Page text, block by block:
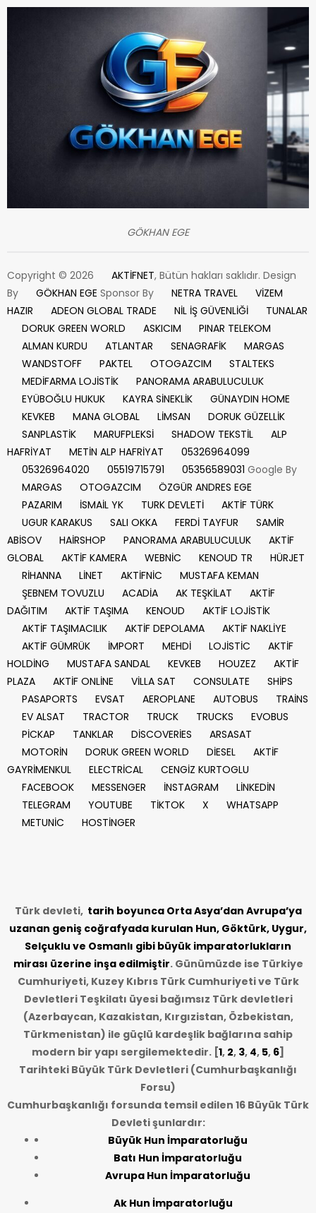
GÖKHAN EGE
Copyright © 2026 AKTİFNET, Bütün hakları saklıdır. Design
By
GÖKHAN EGE Sponsor By NETRA TRAVEL
VİZEM
HAZIR
ADEON GLOBAL TRADE NİL İŞ GÜVENLİĞİ
TUNALAR
DORUK GREEN WORLD
ASKICIM
PINAR TELEKOM
ALMAN KURDU
ATLANTAR SENAGRAFİK
MARGAS
WANDSTOFF
PAKTEL OTOGAZCIM
STALTEKS
MEDİFARMA LOJİSTİK
PANORAMA ARABULUCULUK
EYÜBOĞLU HUKUK
KAYRA SİNEKLİK
GÜNAYDIN HOME
KEVKEB
MANA GLOBAL LİMSAN
DORUK GÜZELLİK
SANPLASTİK
MARUFPLEKSİ SHADOW TEKSTİL
ALP
HAFRİYAT
METİN ALP HAFRİYAT
05326964099
05326964020
05519715791 05356589031 Google By
MARGAS
OTOGAZCIM
ÖZGÜR ANDRES EGE
PAZARIM
İSMAİL YK TURK DEVLETİ
AKTİF TÜRK
UGUR KARAKUS
SALI OKKA FERDİ TAYFUR
SAMİR
ABİSOV
HAİRSHOP PANORAMA ARABULUCULUK
AKTİF
GLOBAL
AKTİF KAMERA WEBNİC KENOUD TR
HÜRJET
RİHANNA
LİNET AKTİFNİC
MUSTAFA KEMAN
ŞEBNEM TOVUZLU
ACADİA AK TEŞKİLAT
AKTİF
DAĞITIM
AKTİF TAŞIMA KENOUD
AKTİF LOJİSTİK
AKTİF TAŞIMACILIK
AKTİF DEPOLAMA
AKTİF NAKLİYE
AKTİF GÜMRÜK
İMPORT MEHDİ LOJİSTİC
AKTİF
HOLDİNG
MUSTAFA SANDAL KEVKEB HOUZEZ
AKTİF
PLAZA
AKTİF ONLİNE VİLLA SAT CONSULATE
SHİPS
PASAPORTS
EVSAT AEROPLANE AUTOBUS
TRAİNS
EV ALSAT
TRACTOR TRUCK TRUCKS
EVOBUS
PİCKAP
TANKLAR DİSCOVERİES
ARSASAT
MOTORİN
DORUK GREEN WORLD DİESEL
AKTİF
GAYRİMENKUL
ELECTRİCAL
CENGİZ KURTOGLU
FACEBOOK
MESSENGER İNSTAGRAM
LİNKEDİN
TELEGRAM
YOUTUBE TİKTOK X
WHATSAPP
METUNİC
HOSTİNGER
Türk devleti, tarih boyunca Orta Asya’dan Avrupa’ya
uzanan geniş coğrafyada kurulan Hun, Göktürk, Uygur,
Selçuklu ve Osmanlı gibi büyük imparatorlukların
mirası üzerine inşa edilmiştir. Günümüzde ise Türkiye
Cumhuriyeti, Kuzey Kıbrıs Türk Cumhuriyeti ve Türk
Devletleri Teşkilatı üyesi bağımsız Türk devletleri
(Azerbaycan, Kazakistan, Kırgızistan, Özbekistan,
Türkmenistan) ile güçlü kardeşlik bağlarına sahip
modern bir yapı sergilemektedir. [1, 2, 3, 4, 5, 6]
Tarihteki Büyük Türk Devletleri (Cumhurbaşkanlığı
Forsu)
Cumhurbaşkanlığı forsunda temsil edilen 16 Büyük Türk
Devleti şunlardır:
Büyük Hun İmparatorluğu
Batı Hun İmparatorluğu
Avrupa Hun İmparatorluğu
Ak Hun İmparatorluğu